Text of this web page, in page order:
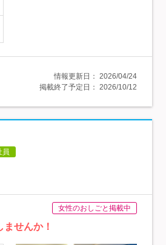
情報更新日： 2026/04/24
掲載終了予定日： 2026/10/12
員
女性のおしごと掲載中
せんか！